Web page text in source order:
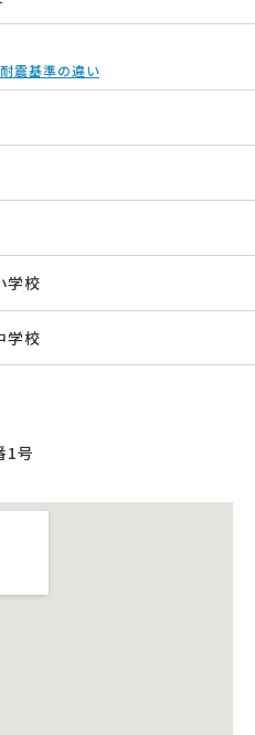
震基準の違い
学校
学校
1号